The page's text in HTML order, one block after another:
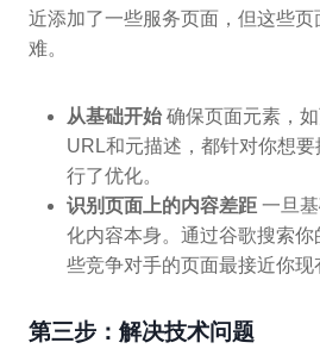
近添加了一些服务页面，但这些页
难。
从基础开始 确保页面元素，
URL和元描述，都针对你想
行了优化。
识别页面上的内容差距 一旦
化内容本身。通过谷歌搜索
些竞争对手的页面最接近你现
第三步：解决技术问题